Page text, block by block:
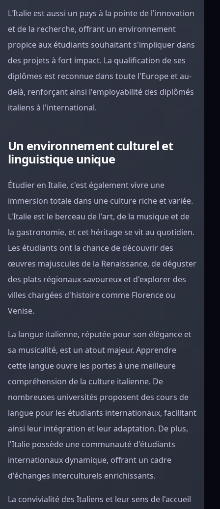
L'Italie est aussi un pays à la pointe de l'innovation
et de la recherche, offrant un environnement
propice aux étudiants souhaitant s'impliquer dans
des projets à fort impact. La qualification de ses
diplômes est reconnue dans toute l'Europe et au-
delà, renforçant ainsi l'employabilité des diplômés
italiens à l'international.
Un environnement culturel et
linguistique unique
Étudier en Italie, c'est également vivre une
immersion totale dans une culture riche et variée.
L'Italie est le berceau de l'art, de la musique et de
la gastronomie, et cet héritage se vit au quotidien.
Les étudiants ont la chance de découvrir des
œuvres majuscules de la Renaissance, de déguster
des plats régionaux savoureux et d'explorer des
villes chargées d'histoire comme Florence ou
Venise.
La langue italienne, réputée pour son élégance et
sa musicalité, est un atout majeur. Apprendre
cette langue ouvre les portes à une meilleure
compréhension de la culture italienne. De
nombreuses universités proposent des cours de
langue pour les étudiants internationaux, facilitant
ainsi leur intégration et leur adaptation. De plus,
l'Italie possède une communauté d'étudiants
internationaux dynamique, offrant un cadre
d'échanges interculturels enrichissants.
La convivialité des Italiens et leur sens de l'accueil